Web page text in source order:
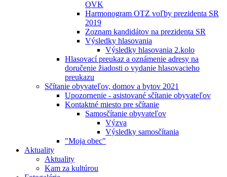
OVK
Harmonogram OTZ voľby prezidenta SR
2019
Zoznam kandidátov na prezidenta SR
Výsledky hlasovania
Výsledky hlasovania 2.kolo
Hlasovací preukaz a oznámenie adresy na
doručenie žiadosti o vydanie hlasovacieho
preukazu
Sčítanie obyvateľov, domov a bytov 2021
Upozornenie - asistované sčítanie obyvateľov
Kontaktné miesto pre sčítanie
Samosčítanie obyvateľov
Výzva
Výsledky samosčítania
"Moja obec"
Aktuality
Aktuality
Kam za kultúrou